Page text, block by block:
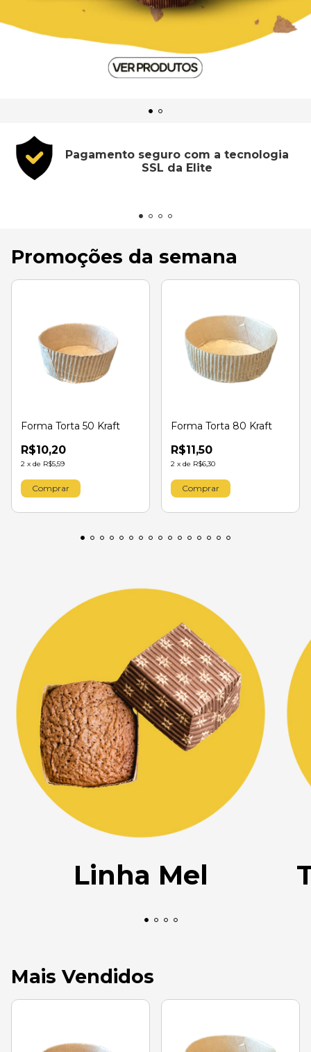
Pagamento seguro com a tecnologia
SSL da Elite
Promoções da semana
Forma Torta 50 Kraft
R$10,20
2 x de R$5,59
Comprar
Forma Torta 80 Kraft
R$11,50
2 x de R$6,30
Comprar
Linha Mel
Mais Vendidos